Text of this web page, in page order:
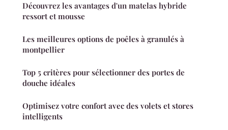
Découvrez les avantages d'un matelas hybride
ressort et mousse
Les meilleures options de poêles à granulés à
montpellier
Top 5 critères pour sélectionner des portes de
douche idéales
Optimisez votre confort avec des volets et stores
intelligents